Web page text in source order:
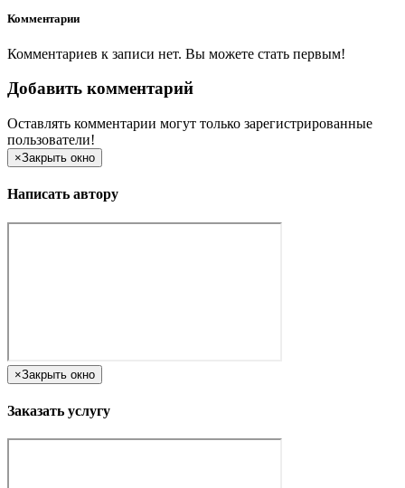
Комментарии
Комментариев к записи нет. Вы можете стать первым!
Добавить комментарий
Оставлять комментарии могут только зарегистрированные
пользователи!
×Закрыть окно
Написать автору
×Закрыть окно
Заказать услугу